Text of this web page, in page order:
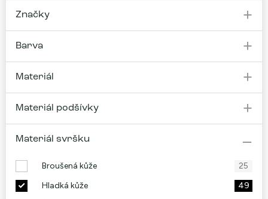
Značky
Barva
Materiál
Materiál podšívky
Materiál svršku
Broušená kůže
25
Hladká kůže
49